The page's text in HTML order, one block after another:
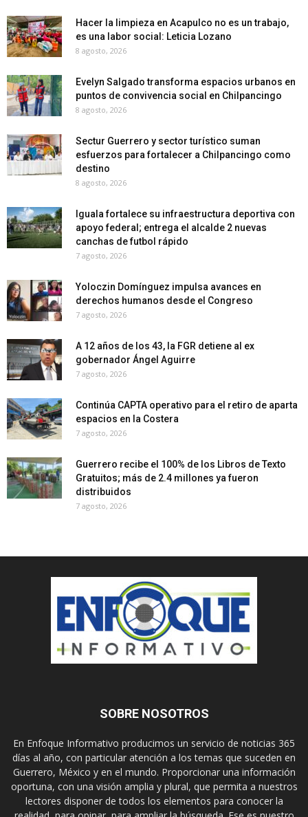
Hacer la limpieza en Acapulco no es un trabajo,
es una labor social: Leticia Lozano
8 agosto, 2026
Evelyn Salgado transforma espacios urbanos en
puntos de convivencia social en Chilpancingo
8 agosto, 2026
Sectur Guerrero y sector turístico suman
esfuerzos para fortalecer a Chilpancingo como
destino
8 agosto, 2026
Iguala fortalece su infraestructura deportiva con
apoyo federal; entrega el alcalde 2 nuevas
canchas de futbol rápido
7 agosto, 2026
Yoloczin Domínguez impulsa avances en
derechos humanos desde el Congreso
7 agosto, 2026
A 12 años de los 43, la FGR detiene al ex
gobernador Ángel Aguirre
7 agosto, 2026
Continúa CAPTA operativo para el retiro de aparta
espacios en la Costera
7 agosto, 2026
Guerrero recibe el 100% de los Libros de Texto
Gratuitos; más de 2.4 millones ya fueron
distribuidos
7 agosto, 2026
SOBRE NOSOTROS
En Enfoque Informativo producimos un servicio de noticias 365
días al año, con particular atención a los temas que suceden en
Guerrero, México y en el mundo. Proporcionar una información
oportuna, con una visión amplia y plural, que permita a nuestros
lectores disponer de todos los elementos para conocer la